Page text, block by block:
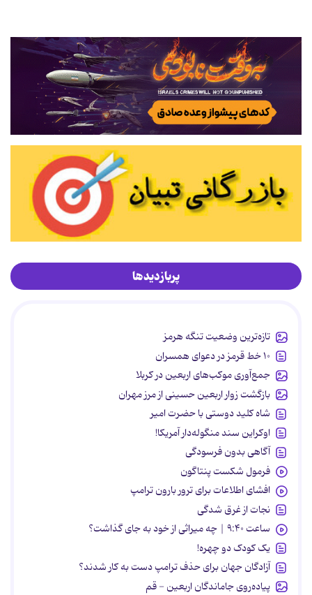
پربازدیدها
تازه‌ترین وضعیت تنگه هرمز
۱۰ خط قرمز در دعوای همسران
جمع‌آوری موکب‌های اربعین در کربلا
بازگشت زوار اربعین حسینی از مرز مهران
شاه کلید دوستی با حضرت امیر
اوکراین سند منگوله‌دار آمریکا!
آگاهی بدون فرسودگی
فرمول شکست پنتاگون
افشای اطلاعات برای ترور بارون ترامپ
نجات از غرق شدگی
ساعت ۹:۴۰ | چه میراثی از خود به جای گذاشت؟
یک کودک دو چهره!
آزادگان جهان برای حذف ترامپ دست به کار شدند؟
پیاده‌روی جاماندگان اربعین - قم